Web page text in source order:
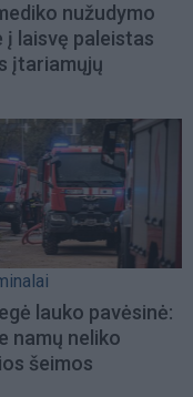
nužudymo
į laisvę paleistas
įtariamųjų
lauko pavėsinė:
namų neliko
šeimos